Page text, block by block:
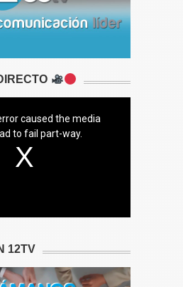
caused the media
to fail part-way.
12TV